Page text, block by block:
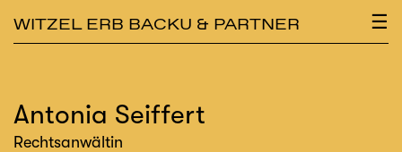
WITZEL ERB BACKU & PARTNER ☰
×
Antonia Seiffert
Rechtsanwältin